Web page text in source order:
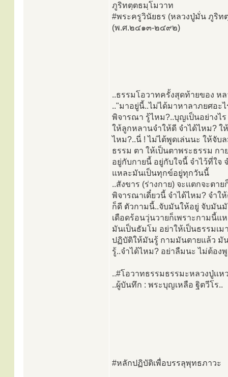
ภูริทตฺตธมฺโมวาท
#พระครูวินัยธร (หลวงปู่มั่น ภูริท
(พ.ศ.๒๔๑๓-๒๔๙๒)
..ธรรมโอวาทครั้งสุดท้ายของ ห
.."มาอยู่นี้..ไม่ได้มาหาลาภยศอะ
พิจารณา รู้ไหม?..บุญเป็นอย่างไ
ให้ลูกหลานจำให้ดี จำได้ไหม?
ไหม?..นี่ ! ไม่ได้พูดเล่นนะ ให้จับ
ธรรม ตา ให้เป็นตาพระธรรม ก
อยู่กับกายนี้ อยู่กับใจนี้ จำไว้ที่ใจ
แหละมันเป็นทุกข์อยู่ทุกวันนี้
..สังขาร (ร่างกาย) จะเเตกจะต
พิจารณาเดี๋ยวนี้ จำได้ไหม? จำใ
ก็ดี ตัวกามนี้..จับมันให้อยู่ จับมัน
เดือดร้อนวุ่นวายก็เพราะกามนี้แ
มันเป็นธัมโม อย่าให้เป็นธรรมเ
ปฏิบัติให้มันรู้ กามมันตายแล้ว มั
รู้..จำได้ไหม? อย่าลืมนะ ไม่ต้อง
..#โอวาทธรรมธรรมะหลวงปู่เเ
..ผู้บันทึก : พระบุญเหลือ ฐิตวีโร..
#หลักปฏิบัติเพื่อบรรลุพุทธภาวะ